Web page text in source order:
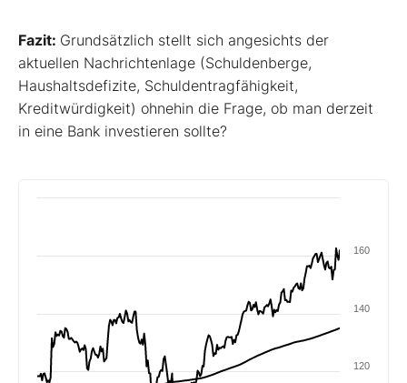
Fazit: Grundsätzlich stellt sich angesichts der
aktuellen Nachrichtenlage (Schuldenberge,
Haushaltsdefizite, Schuldentragfähigkeit,
Kreditwürdigkeit) ohnehin die Frage, ob man derzeit
in eine Bank investieren sollte?
120
140
160